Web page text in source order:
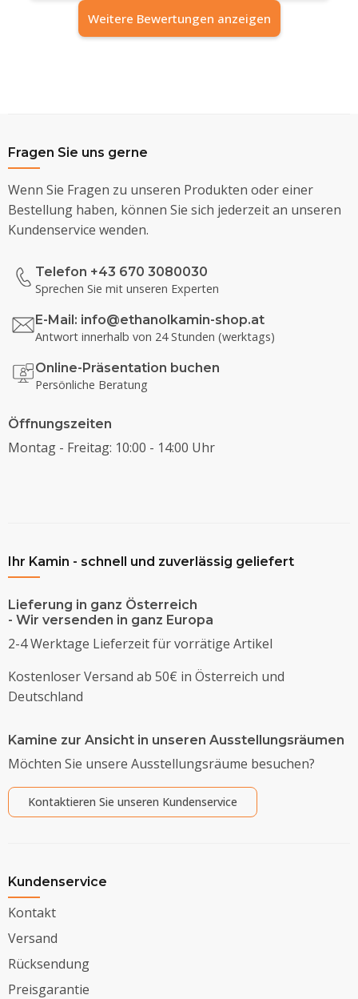
Weitere Bewertungen anzeigen
Fragen Sie uns gerne
Wenn Sie Fragen zu unseren Produkten oder einer
Bestellung haben, können Sie sich jederzeit an unseren
Kundenservice wenden.
Telefon +43 670 3080030
Sprechen Sie mit unseren Experten
E-Mail: info@ethanolkamin-shop.at
Antwort innerhalb von 24 Stunden (werktags)
Online-Präsentation buchen
Persönliche Beratung
Öffnungszeiten
Montag - Freitag: 10:00 - 14:00 Uhr
Ihr Kamin - schnell und zuverlässig geliefert
Lieferung in ganz Österreich
- Wir versenden in ganz Europa
2-4 Werktage Lieferzeit für vorrätige Artikel
Kostenloser Versand ab 50€ in Österreich und
Deutschland
Kamine zur Ansicht in unseren Ausstellungsräumen
Möchten Sie unsere Ausstellungsräume besuchen?
Kontaktieren Sie unseren Kundenservice
Kundenservice
Kontakt
Versand
Rücksendung
Preisgarantie